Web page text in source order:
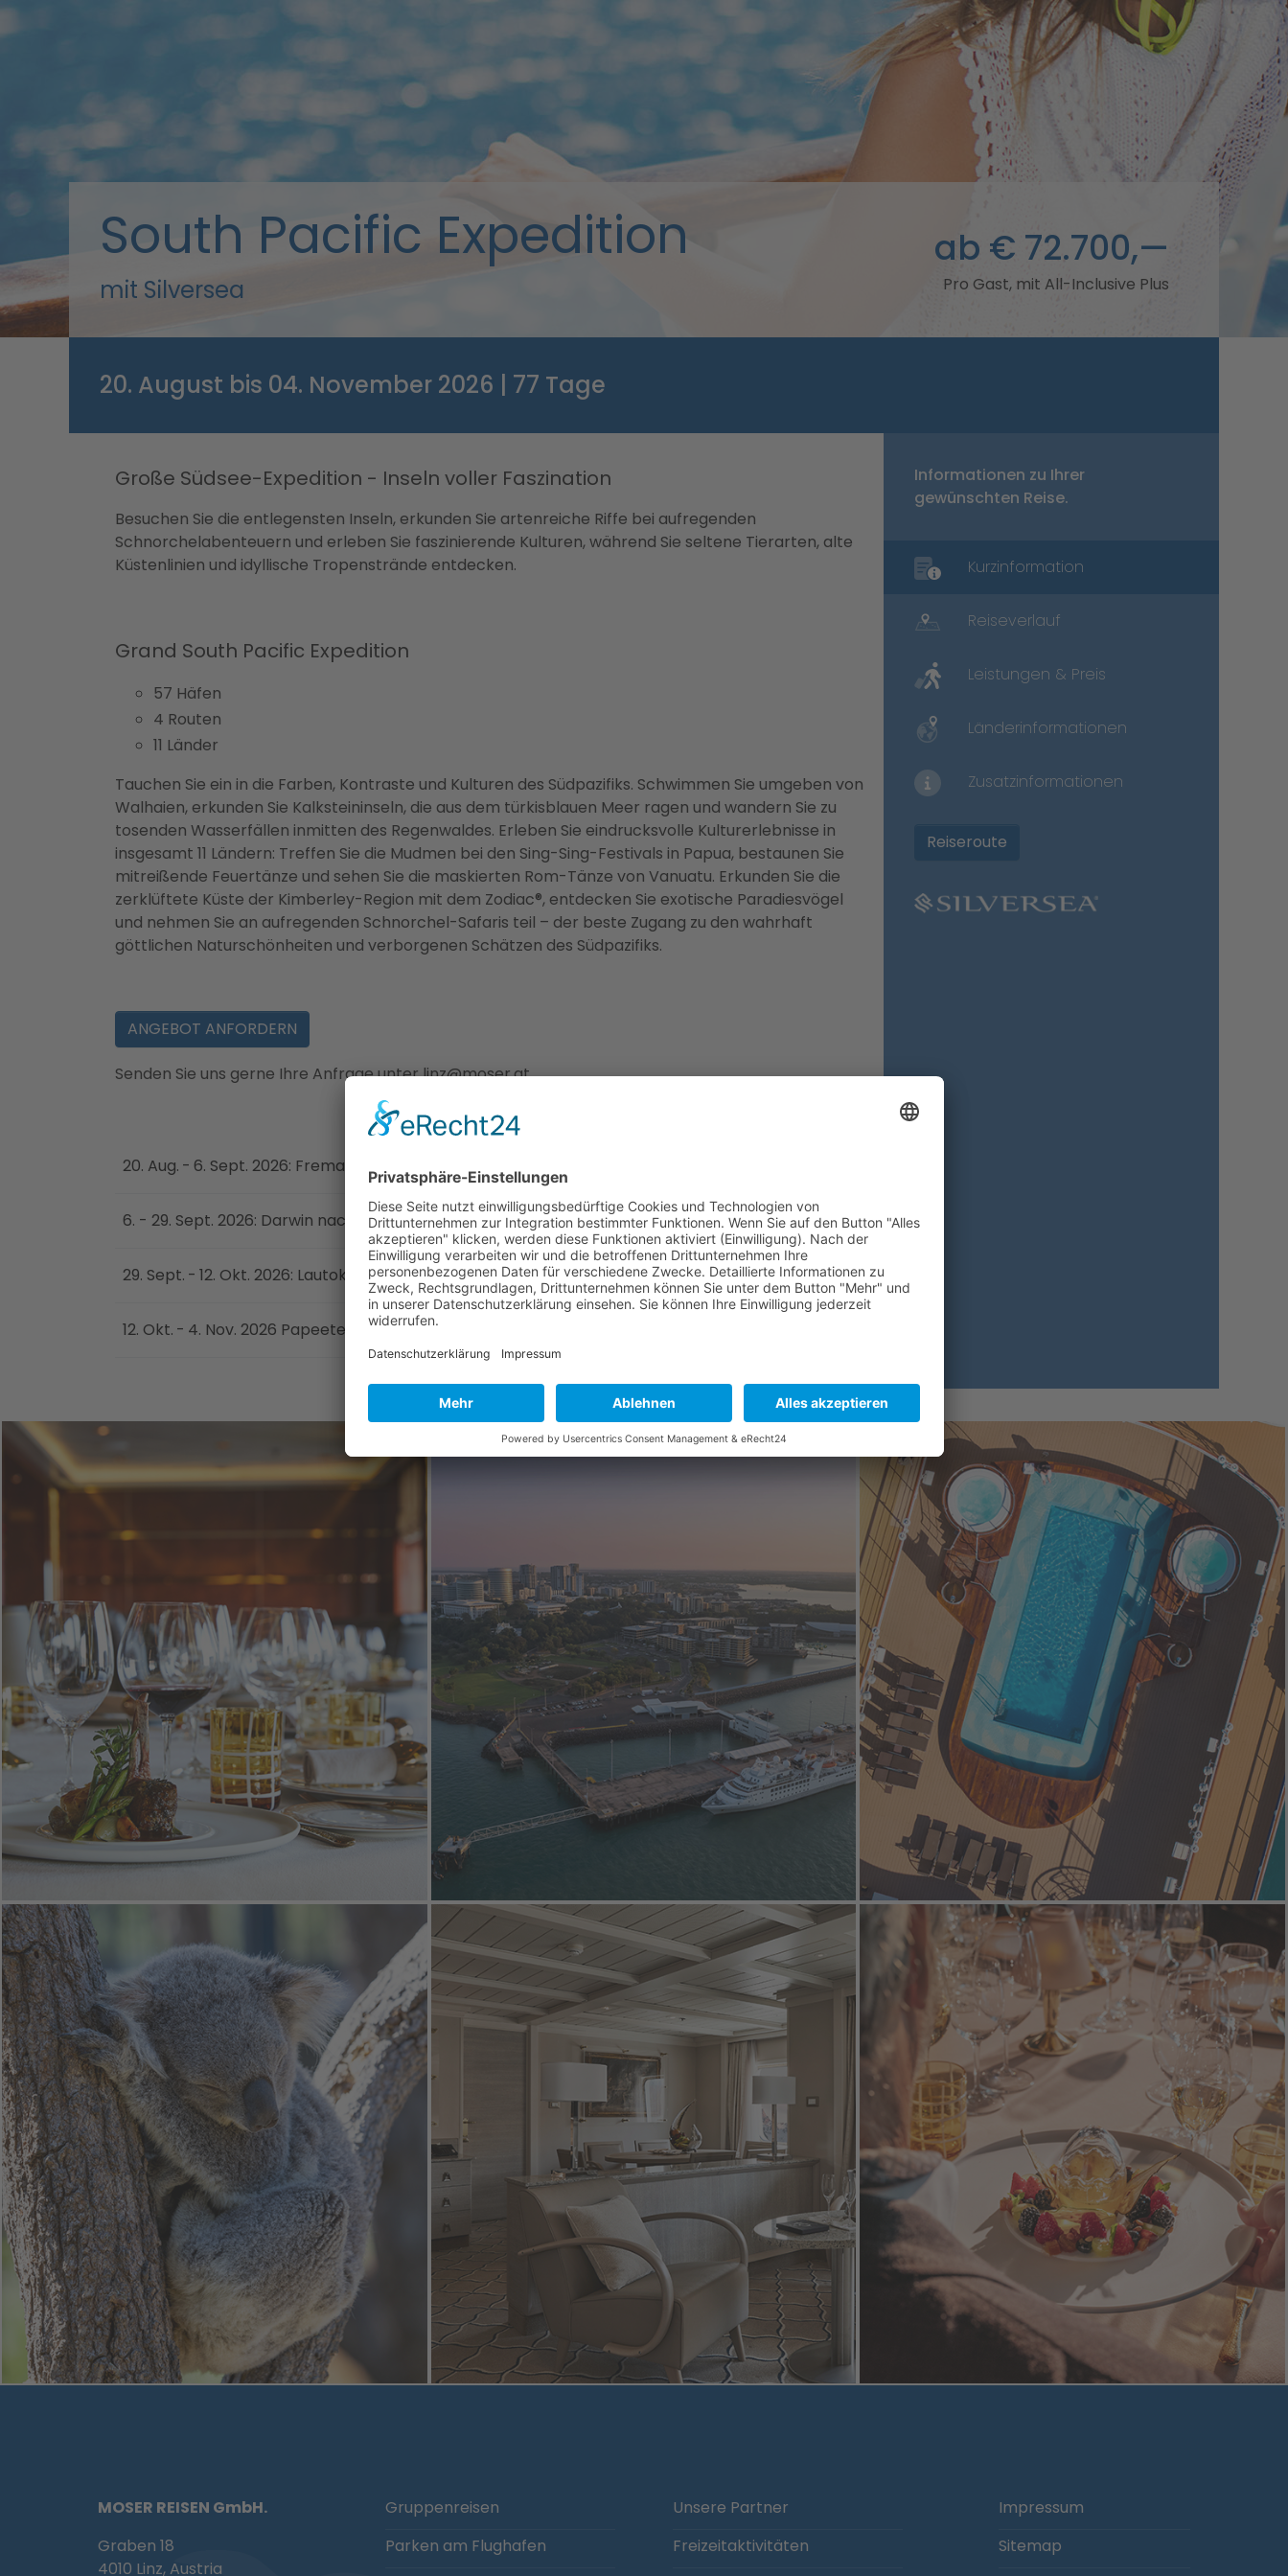
South Pacific Expedition
mit Silversea
ab € 72.700,—
Pro Gast, mit All-Inclusive Plus
20. August bis 04. November 2026 | 77 Tage
Informationen zu Ihrer
gewünschten Reise.
Kurzinformation
Reiseverlauf
Leistungen & Preis
Länderinformationen
Zusatzinformationen
Reiseroute
Große Südsee-Expedition - Inseln voller Faszination
Besuchen Sie die entlegensten Inseln, erkunden Sie artenreiche Riffe bei aufregenden
Schnorchelabenteuern und erleben Sie faszinierende Kulturen, während Sie seltene Tierarten, alte
Küstenlinien und idyllische Tropenstrände entdecken.
Grand South Pacific Expedition
57 Häfen
4 Routen
11 Länder
Tauchen Sie ein in die Farben, Kontraste und Kulturen des Südpazifiks. Schwimmen Sie umgeben von
Walhaien, erkunden Sie Kalksteininseln, die aus dem türkisblauen Meer ragen und wandern Sie zu
tosenden Wasserfällen inmitten des Regenwaldes. Erleben Sie eindrucksvolle Kulturerlebnisse in
insgesamt 11 Ländern: Treffen Sie die Mudmen bei den Sing-Sing-Festivals in Papua, bestaunen Sie
mitreißende Feuertänze und sehen Sie die maskierten Rom-Tänze von Vanuatu. Erkunden Sie die
zerklüftete Küste der Kimberley-Region mit dem Zodiac®, entdecken Sie exotische Paradiesvögel
und nehmen Sie an aufregenden Schnorchel-Safaris teil – der beste Zugang zu den wahrhaft
göttlichen Naturschönheiten und verborgenen Schätzen des Südpazifiks.
ANGEBOT ANFORDERN
Senden Sie uns gerne Ihre Anfrage unter linz@moser.at.
20. Aug. - 6. Sept. 2026: Fremantle (Perth), Western Australia nach Darwin
6. - 29. Sept. 2026: Darwin nach Lautoka
29. Sept. - 12. Okt. 2026: Lautoka nach Papeete (Tahiti)
12. Okt. - 4. Nov. 2026 Papeete (Tahiti) nach Valparaiso
MOSER REISEN GmbH.
Graben 18
4010 Linz, Austria
Gruppenreisen
Parken am Flughafen
Unsere Partner
Freizeitaktivitäten
Impressum
Sitemap